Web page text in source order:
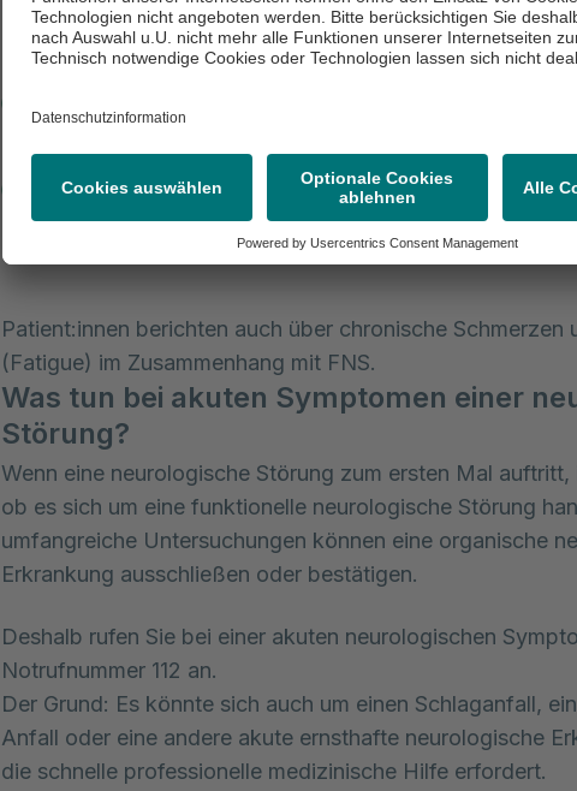
Gedächtnisprobleme, Aufmerksamkeitsstörungen
verlangsamtes Denkvermögen.
Gleichgewichts- und Koordinationsprobleme:
Stehen oder Gehen, die nicht durch eine
Patient:innen berichten auch über chronische Schmerzen
(Fatigue) im Zusammenhang mit FNS.
Was tun bei akuten Symptomen einer
Störung?
Wenn eine neurologische Störung zum ersten Mal auftritt,
ob es sich um eine funktionelle neurologische Störung
umfangreiche Untersuchungen können eine organische
Erkrankung ausschließen oder bestätigen.
Deshalb rufen Sie bei einer akuten neurologischen
Notrufnummer 112 an.
Der Grund: Es könnte sich auch um einen Schlaganfall,
Anfall oder eine andere akute ernsthafte neurologische
die schnelle professionelle medizinische Hilfe erfordert.